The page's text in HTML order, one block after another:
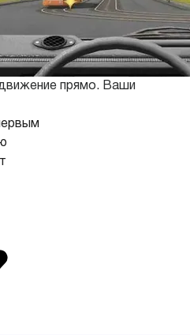
прямо. Ваши